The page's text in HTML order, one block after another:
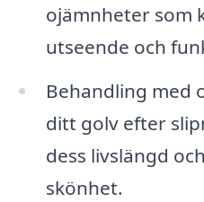
ojämnheter som
utseende och
Behandling med
ditt golv efter
dess livslängd
skönhet.